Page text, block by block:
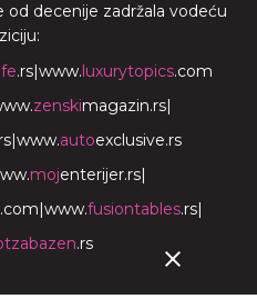
decenije zadržala vodeću
.rs| www. luxurytopics.com
zenskimagazin.rs
| www.autoexclusive.rs
mojenterijer.rs
www.fusiontables.rs
.rs